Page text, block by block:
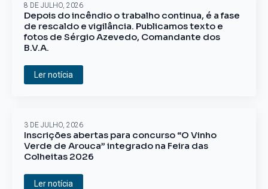
Depois do incêndio o trabalho continua, é a fase
de rescaldo e vigilância. Publicamos texto e
fotos de Sérgio Azevedo, Comandante dos
B.V.A.
8 DE JULHO, 2026
Ler notícia
Inscrições abertas para concurso “O Vinho
Verde de Arouca” integrado na Feira das
Colheitas 2026
3 DE JULHO, 2026
Ler notícia